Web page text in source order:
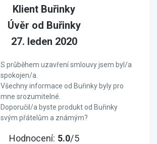
Klient Buřinky
Úvěr od Buřinky
27. leden 2020
S průběhem uzavření smlouvy jsem byl/a
spokojen/a.
Všechny informace od Buřinky byly pro
mne srozumitelné.
Doporučil/a byste produkt od Buřinky
svým přátelům a známým?
Hodnocení: 5.0/5